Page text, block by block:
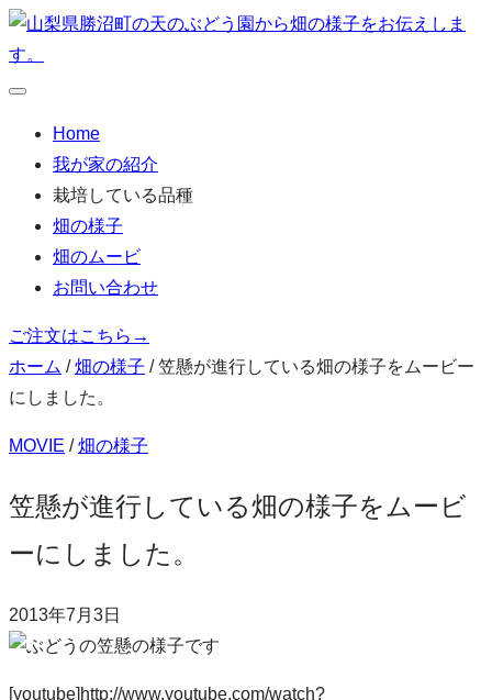
本
文
へ
メ
Home
我が家の紹介
栽培している品種
畑の様子
畑のムービ
お問い合わせ
ご注文はこちら →
ホーム / 畑の様子 / 笠懸が進行している畑の様子をムービー
にしました。
MOVIE /畑の様子
笠懸が進行している畑の様子をムービ
ーにしました。
2013年7月3日
[youtube]http://www.youtube.com/watch?